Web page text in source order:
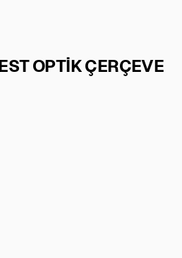
OPTİK ÇERÇEVE